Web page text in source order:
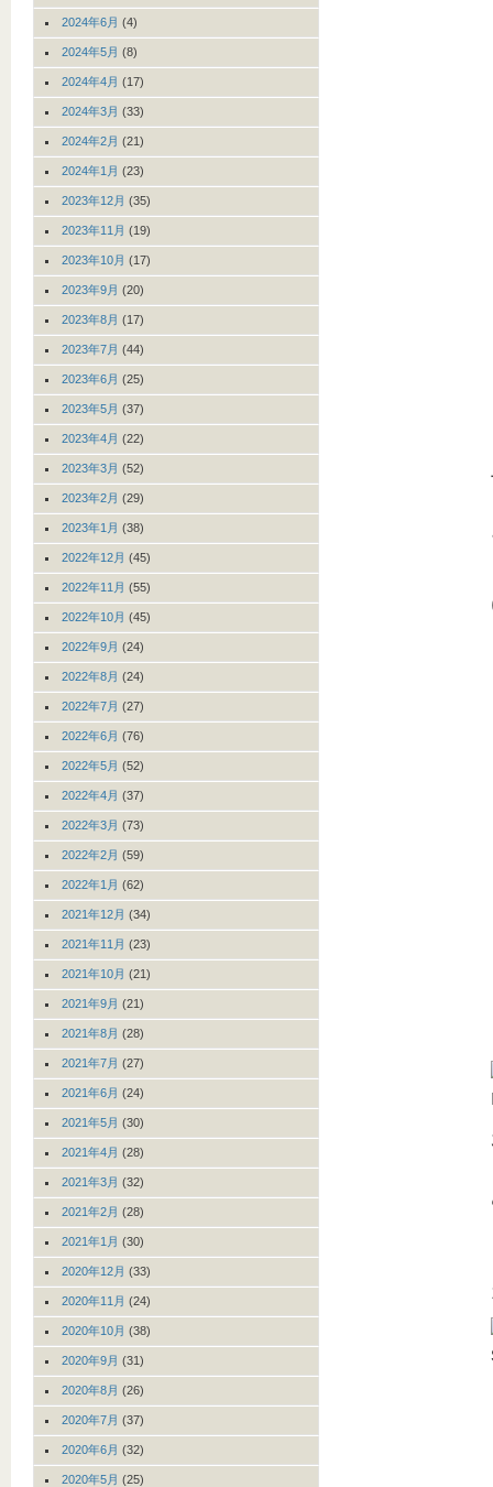
2024年6月 (4)
2024年5月 (8)
2024年4月 (17)
2024年3月 (33)
2024年2月 (21)
2024年1月 (23)
2023年12月 (35)
2023年11月 (19)
2023年10月 (17)
2023年9月 (20)
2023年8月 (17)
2023年7月 (44)
2023年6月 (25)
2023年5月 (37)
2023年4月 (22)
2023年3月 (52)
2023年2月 (29)
2023年1月 (38)
2022年12月 (45)
2022年11月 (55)
2022年10月 (45)
2022年9月 (24)
2022年8月 (24)
2022年7月 (27)
2022年6月 (76)
2022年5月 (52)
2022年4月 (37)
2022年3月 (73)
2022年2月 (59)
2022年1月 (62)
2021年12月 (34)
2021年11月 (23)
2021年10月 (21)
2021年9月 (21)
2021年8月 (28)
2021年7月 (27)
2021年6月 (24)
2021年5月 (30)
2021年4月 (28)
2021年3月 (32)
2021年2月 (28)
2021年1月 (30)
2020年12月 (33)
2020年11月 (24)
2020年10月 (38)
2020年9月 (31)
2020年8月 (26)
2020年7月 (37)
2020年6月 (32)
2020年5月 (25)